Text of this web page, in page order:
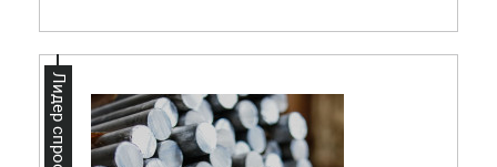
Лидер спроса